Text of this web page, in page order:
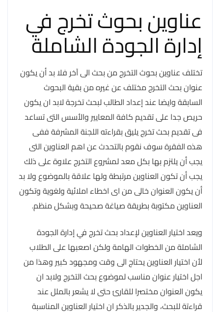
عناوين بحوث تخرج في
إدارة الجودة الشاملة
تختلف عناوين بحوث التخرج من بحث الى آخر فلا بد أن يكون
عنوان بحث التخرج مختلف عن غيره من بقية البحوث
السابقة وايضا عند إعداد الطالب لبحث تخرجة لابد ان يكون
حريص جدا على تقديم كافة المعايير والأسس التى تساعد
فى تقديم بحث تخرج يليق بقراءته اللجنة المشرفة ففى
هذه الفقرة سوف نقوم بالتحدث عن اهم العناوين التى
يجب أن يلتزم بها بكل معد لمشروع التخرج علاوة على ذلك
يجب أن تكون العناوين مرتبطة ولها علاقة بالموضوع ولا بد
أن يكون العنوان خالى من اى اخطاء املائية ولغوية وتكون
العناوين مكتوبة بطريقة صياغة صحيحة وبشكل منظم.
ويعد اختيار العناوين لإعداد بحث تخرج في إدارة الجودة
الشاملة من الخطوات الهامة ولكن اصعبها على الطلاب
لأن اختيار العناوين يحتاج الى وقت ومجهود كبير وهذا من
اجل اختيار عنوان مناسب لموضوع بحث التخرج ولابد ان
يكون العنوان مختصرا للقارئ حتى لا يشعر بالملل عند
قراءتة للبحث، والجدير بالذكر ان اختيار العناوين المناسبة